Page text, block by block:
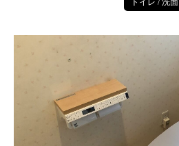
トイレ / 洗面